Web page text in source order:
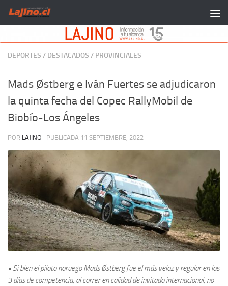
Saltar al contenido
DEPORTES / DESTACADOS / PROVINCIALES
Mads Østberg e Iván Fuertes se adjudicaron
la quinta fecha del Copec RallyMobil de
Biobío-Los Ángeles
POR LAJINO · PUBLICADA 11 SEPTIEMBRE, 2022
• Si bien el piloto noruego Mads Østberg fue el más veloz y regular en los
3 días de competencia, al correr en calidad de invitado internacional, no